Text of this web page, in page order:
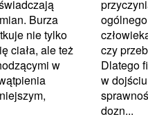
Burza
nie tylko
ciała, ale też
w
czy
Dlatego
w
dozn...